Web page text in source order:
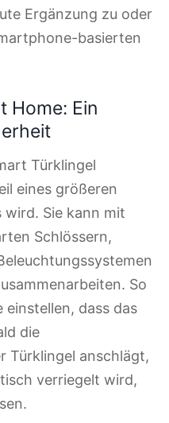
Ergänzung zu oder
basierten
Home: Ein
Türklingel
eines größeren
wird. Sie kann mit
Schlössern,
So
einstellen, dass das
die
Türklingel anschlägt,
verriegelt wird,